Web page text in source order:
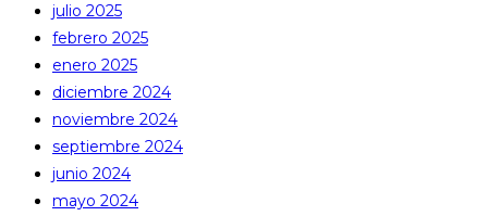
julio 2025
febrero 2025
enero 2025
diciembre 2024
noviembre 2024
septiembre 2024
junio 2024
mayo 2024